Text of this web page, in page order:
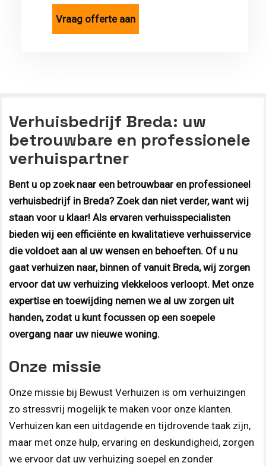
Verhuisbedrijf Breda: uw
betrouwbare en professionele
verhuispartner
Bent u op zoek naar een betrouwbaar en professioneel
verhuisbedrijf in Breda? Zoek dan niet verder, want wij
staan voor u klaar! Als ervaren verhuisspecialisten
bieden wij een efficiënte en kwalitatieve verhuisservice
die voldoet aan al uw wensen en behoeften. Of u nu
gaat verhuizen naar, binnen of vanuit Breda, wij zorgen
ervoor dat uw verhuizing vlekkeloos verloopt. Met onze
expertise en toewijding nemen we al uw zorgen uit
handen, zodat u kunt focussen op een soepele
overgang naar uw nieuwe woning.
Onze missie
Onze missie bij Bewust Verhuizen is om verhuizingen
zo stressvrij mogelijk te maken voor onze klanten.
Verhuizen kan een uitdagende en tijdrovende taak zijn,
maar met onze hulp, ervaring en deskundigheid, zorgen
we ervoor dat uw verhuizing soepel en zonder